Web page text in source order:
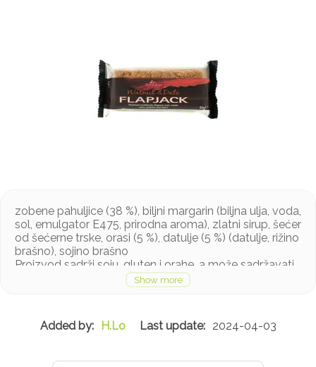
zobene pahuljice (38 %), biljni margarin (biljna ulja, voda,
sol, emulgator E475, prirodna aroma), zlatni sirup, šećer
od šećerne trske, orasi (5 %), datulje (5 %) (datulje, rižino
brašno), sojino brašno
Proizvod sadrži soju, gluten i orahe, a može sadržavati
kikiriki, orašaste plodove i sezam u tragovima
H.Lo 2024-04-03